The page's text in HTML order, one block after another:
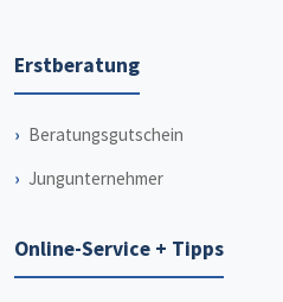
Erstberatung
Beratungsgutschein
Jungunternehmer
Online-Service + Tipps